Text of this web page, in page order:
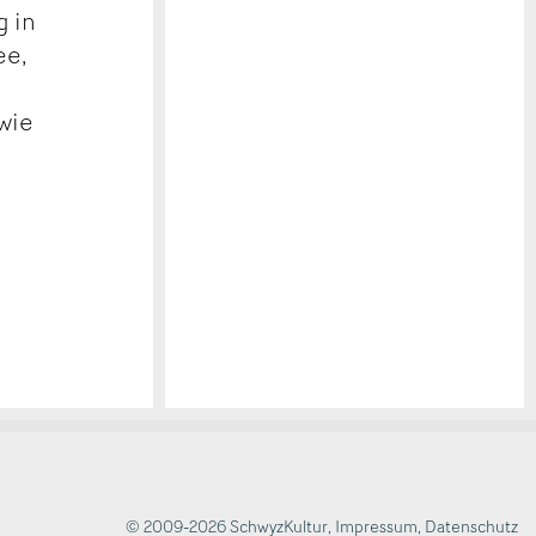
in
© 2009-2026 SchwyzKultur, Impressum, Datenschutz